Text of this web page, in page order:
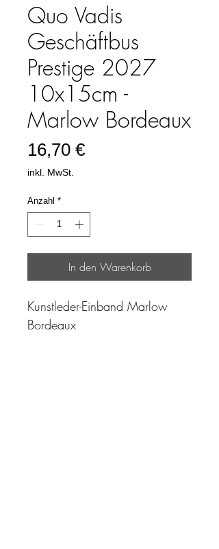
Quo Vadis
Geschäftbus
Prestige 2027
10x15cm -
Marlow Bordeaux
16,70 €Preis
inkl. MwSt.
Anzahl *
In den Warenkorb
Kunstleder-Einband Marlow
Bordeaux